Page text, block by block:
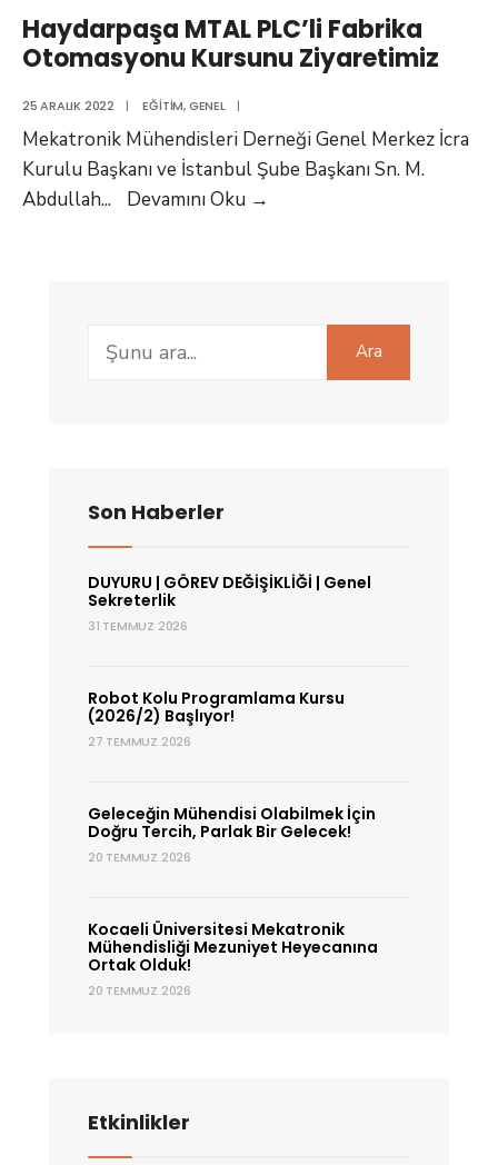
Robot
Araç
Yapımı
Kodlama
Kursunu
Haydarpaşa MTAL PLC’li Fabrika
Otomasyonu Kursunu Ziyaretimiz
25 ARALIK 2022 | EĞITIM,GENEL |
Mekatronik Mühendisleri Derneği Genel Merkez İcra
Kurulu Başkanı ve İstanbul Şube Başkanı Sn. M.
Abdullah... Devamını Oku →
Ziyaretimiz
Search
for:
Ara
Son Haberler
DUYURU | GÖREV DEĞİŞİKLİĞİ | Genel
Sekreterlik
31 TEMMUZ 2026
Robot Kolu Programlama Kursu
(2026/2) Başlıyor!
27 TEMMUZ 2026
Geleceğin Mühendisi Olabilmek İçin
Doğru Tercih, Parlak Bir Gelecek!
20 TEMMUZ 2026
Kocaeli Üniversitesi Mekatronik
Mühendisliği Mezuniyet Heyecanına
Ortak Olduk!
20 TEMMUZ 2026
Etkinlikler